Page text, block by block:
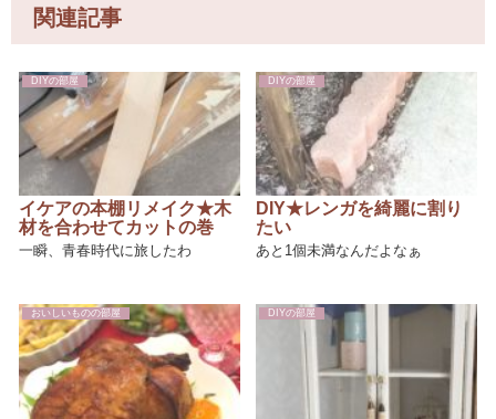
関連記事
DIYの部屋
イケアの本棚リメイク★木
材を合わせてカットの巻
一瞬、青春時代に旅したわ
DIYの部屋
DIY★レンガを綺麗に割り
たい
あと1個未満なんだよなぁ
おいしいものの部屋 DIYの部屋